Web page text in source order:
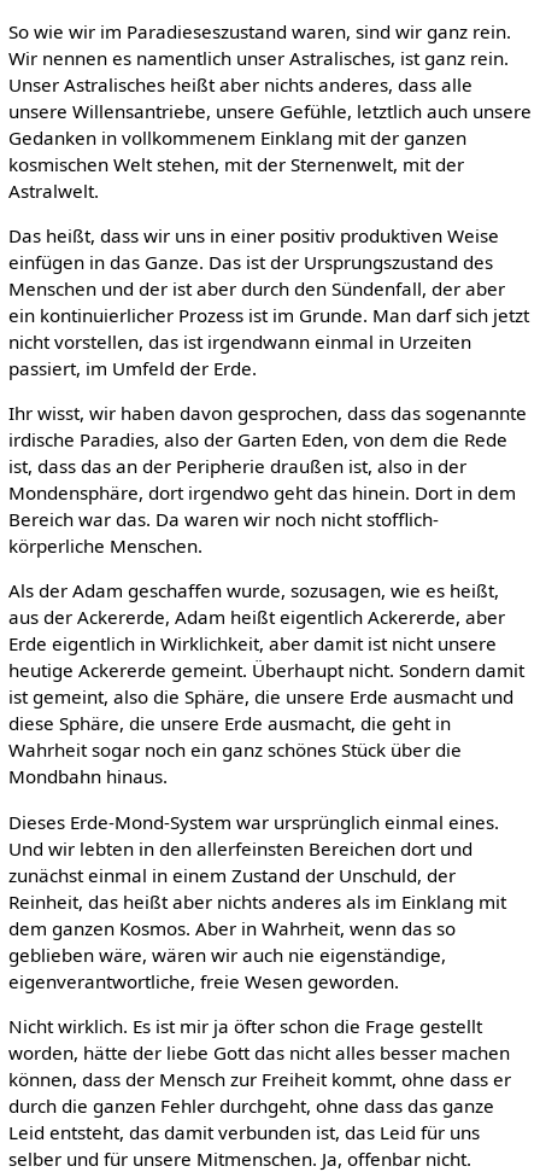
So wie wir im Paradieseszustand waren, sind wir ganz rein.
Wir nennen es namentlich unser Astralisches, ist ganz rein.
Unser Astralisches heißt aber nichts anderes, dass alle
unsere Willensantriebe, unsere Gefühle, letztlich auch unsere
Gedanken in vollkommenem Einklang mit der ganzen
kosmischen Welt stehen, mit der Sternenwelt, mit der
Astralwelt.
Das heißt, dass wir uns in einer positiv produktiven Weise
einfügen in das Ganze. Das ist der Ursprungszustand des
Menschen und der ist aber durch den Sündenfall, der aber
ein kontinuierlicher Prozess ist im Grunde. Man darf sich jetzt
nicht vorstellen, das ist irgendwann einmal in Urzeiten
passiert, im Umfeld der Erde.
Ihr wisst, wir haben davon gesprochen, dass das sogenannte
irdische Paradies, also der Garten Eden, von dem die Rede
ist, dass das an der Peripherie draußen ist, also in der
Mondensphäre, dort irgendwo geht das hinein. Dort in dem
Bereich war das. Da waren wir noch nicht stofflich-
körperliche Menschen.
Als der Adam geschaffen wurde, sozusagen, wie es heißt,
aus der Ackererde, Adam heißt eigentlich Ackererde, aber
Erde eigentlich in Wirklichkeit, aber damit ist nicht unsere
heutige Ackererde gemeint. Überhaupt nicht. Sondern damit
ist gemeint, also die Sphäre, die unsere Erde ausmacht und
diese Sphäre, die unsere Erde ausmacht, die geht in
Wahrheit sogar noch ein ganz schönes Stück über die
Mondbahn hinaus.
Dieses Erde-Mond-System war ursprünglich einmal eines.
Und wir lebten in den allerfeinsten Bereichen dort und
zunächst einmal in einem Zustand der Unschuld, der
Reinheit, das heißt aber nichts anderes als im Einklang mit
dem ganzen Kosmos. Aber in Wahrheit, wenn das so
geblieben wäre, wären wir auch nie eigenständige,
eigenverantwortliche, freie Wesen geworden.
Nicht wirklich. Es ist mir ja öfter schon die Frage gestellt
worden, hätte der liebe Gott das nicht alles besser machen
können, dass der Mensch zur Freiheit kommt, ohne dass er
durch die ganzen Fehler durchgeht, ohne dass das ganze
Leid entsteht, das damit verbunden ist, das Leid für uns
selber und für unsere Mitmenschen. Ja, offenbar nicht.